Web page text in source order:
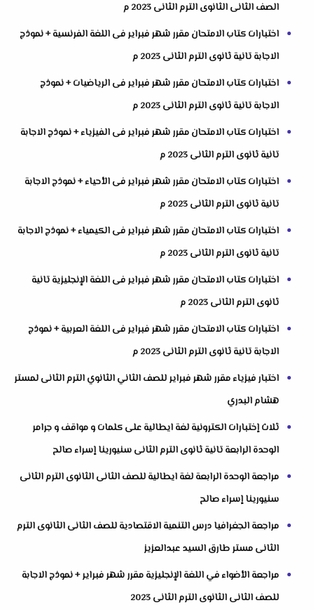
الصف الثانى الثانوى الترم الثانى 2023 م
اختبارات كتاب الامتحان مقرر شهر فبراير فى اللغة الفرنسية + نموذج
الاجابة تانية ثانوى الترم الثانى 2023 م
اختبارات كتاب الامتحان مقرر شهر فبراير فى الرياضيات + نموذج
الاجابة تانية ثانوى الترم الثانى 2023 م
اختبارات كتاب الامتحان مقرر شهر فبراير فى الفيزياء + نموذج الاجابة
تانية ثانوى الترم الثانى 2023 م
اختبارات كتاب الامتحان مقرر شهر فبراير فى الأحياء + نموذج الاجابة
تانية ثانوى الترم الثانى 2023 م
اختبارات كتاب الامتحان مقرر شهر فبراير فى الكيمياء + نموذج الاجابة
تانية ثانوى الترم الثانى 2023 م
اختبارات كتاب الامتحان مقرر شهر فبراير فى اللغة الإنجليزية تانية
ثانوى الترم الثانى 2023 م
اختبارات كتاب الامتحان مقرر شهر فبراير فى اللغة العربية + نموذج
الاجابة تانية ثانوى الترم الثانى 2023 م
اختبار فيزياء مقرر شهر فبراير للصف الثاني الثانوي الترم الثانى لمستر
هشام البدري
ثلاث إختبارات الكترونية لغة ايطالية على كلمات و مواقف و جرامر
الوحدة الرابعة تانية ثانوى الترم الثانى سنيورينا إسراء صالح
مراجعة الوحدة الرابعة لغة ايطالية للصف الثانى الثانوى الترم الثانى
سنيورينا إسراء صالح
مراجعة الجغرافيا درس التنمية الاقتصادية للصف الثانى الثانوى الترم
الثانى مستر طارق السيد عبدالعزيز
مراجعة الأضواء في اللغة الإنجليزية مقرر شهر فبراير + نموذج الاجابة
للصف الثانى الثانوى الترم الثانى 2023